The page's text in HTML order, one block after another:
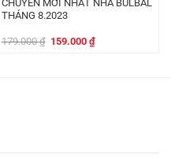
CHUYỀN MỚI NHẤT NHÀ BULBAL
THÁNG 8.2023
179.000₫ Giá
159.000₫Giá